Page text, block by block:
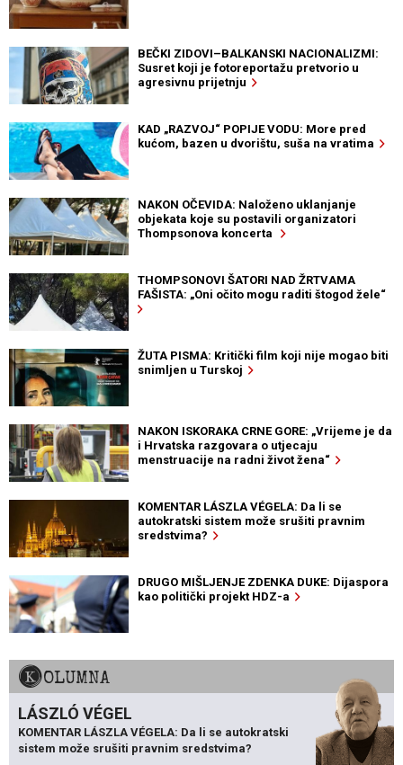
BEČKI ZIDOVI–BALKANSKI NACIONALIZMI:
Susret koji je fotoreportažu pretvorio u
agresivnu prijetnju
KAD „RAZVOJ“ POPIJE VODU: More pred
kućom, bazen u dvorištu, suša na vratima
NAKON OČEVIDA: Naloženo uklanjanje
objekata koje su postavili organizatori
Thompsonova koncerta
THOMPSONOVI ŠATORI NAD ŽRTVAMA
FAŠISTA: „Oni očito mogu raditi štogod žele“
ŽUTA PISMA: Kritički film koji nije mogao biti
snimljen u Turskoj
NAKON ISKORAKA CRNE GORE: „Vrijeme je da
i Hrvatska razgovara o utjecaju
menstruacije na radni život žena“
KOMENTAR LÁSZLA VÉGELA: Da li se
autokratski sistem može srušiti pravnim
sredstvima?
DRUGO MIŠLJENJE ZDENKA DUKE: Dijaspora
kao politički projekt HDZ-a
KOLUMNA
LÁSZLÓ VÉGEL
KOMENTAR LÁSZLA VÉGELA: Da li se autokratski
sistem može srušiti pravnim sredstvima?